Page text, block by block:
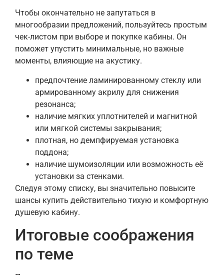
Чтобы окончательно не запутаться в
многообразии предложений, пользуйтесь простым
чек-листом при выборе и покупке кабины. Он
поможет упустить минимальные, но важные
моменты, влияющие на акустику.
предпочтение ламинированному стеклу или
армированному акрилу для снижения
резонанса;
наличие мягких уплотнителей и магнитной
или мягкой системы закрывания;
плотная, но демпфируемая установка
поддона;
наличие шумоизоляции или возможность её
установки за стенками.
Следуя этому списку, вы значительно повысите
шансы купить действительно тихую и комфортную
душевую кабину.
Итоговые соображения
по теме